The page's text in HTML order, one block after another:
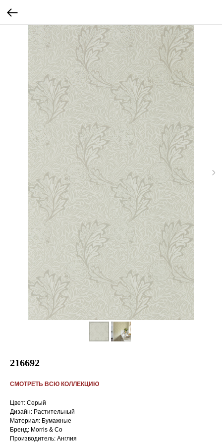
216692
СМОТРЕТЬ ВСЮ КОЛЛЕКЦИЮ
Цвет: Серый
Дизайн: Растительный
Материал: Бумажные
Бренд: Morris & Co
Производитель: Англия